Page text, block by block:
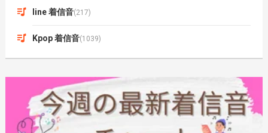
line 着信音(217)
Kpop 着信音(1039)